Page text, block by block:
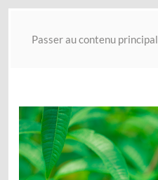
Passer au contenu principal